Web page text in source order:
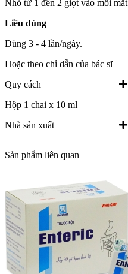
Nhỏ từ 1 đến 2 giọt vào mỗi mắt
Liều dùng
Dùng 3 - 4 lần/ngày.
Hoặc theo chỉ dẫn của bác sĩ
Quy cách
Hộp 1 chai x 10 ml
Nhà sản xuất
Sản phẩm liên quan